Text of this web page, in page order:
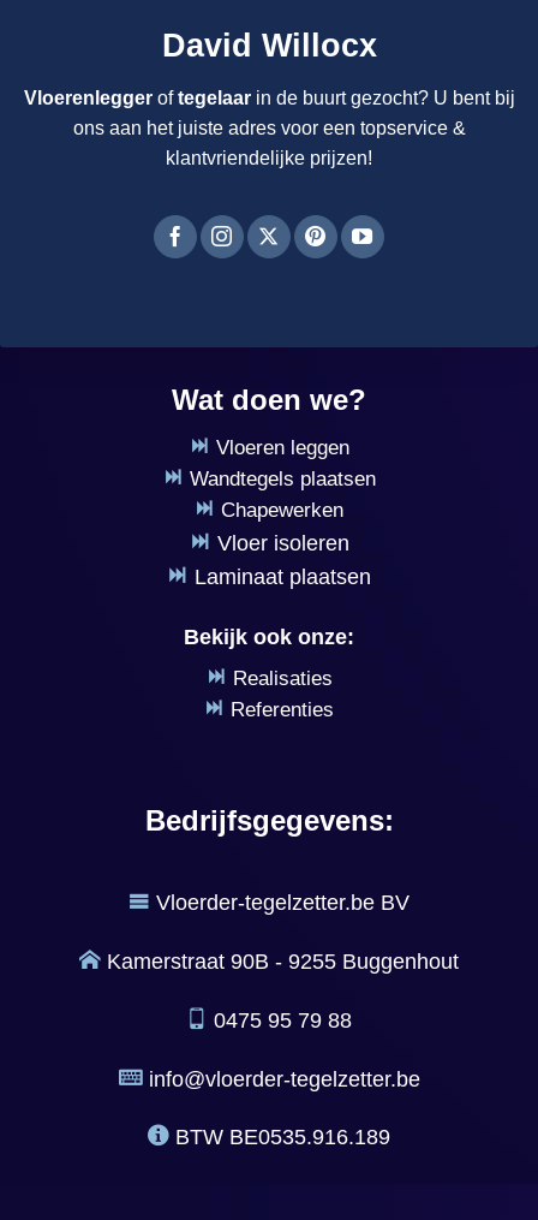
David Willocx
Vloerenleggeroftegelaarin de buurt gezocht? U bent bij
ons aan het juiste adres voor een topservice &
klantvriendelijke prijzen!
Wat doen we?
Vloeren leggen
Wandtegels plaatsen
Chapewerken
Vloer isoleren
Laminaat plaatsen
Bekijk ook onze:
Realisaties
Referenties
Bedrijfsgegevens:
Vloerder-tegelzetter.be BV
Kamerstraat 90B - 9255 Buggenhout
0475 95 79 88
info@vloerder-tegelzetter.be
BTW BE0535.916.189